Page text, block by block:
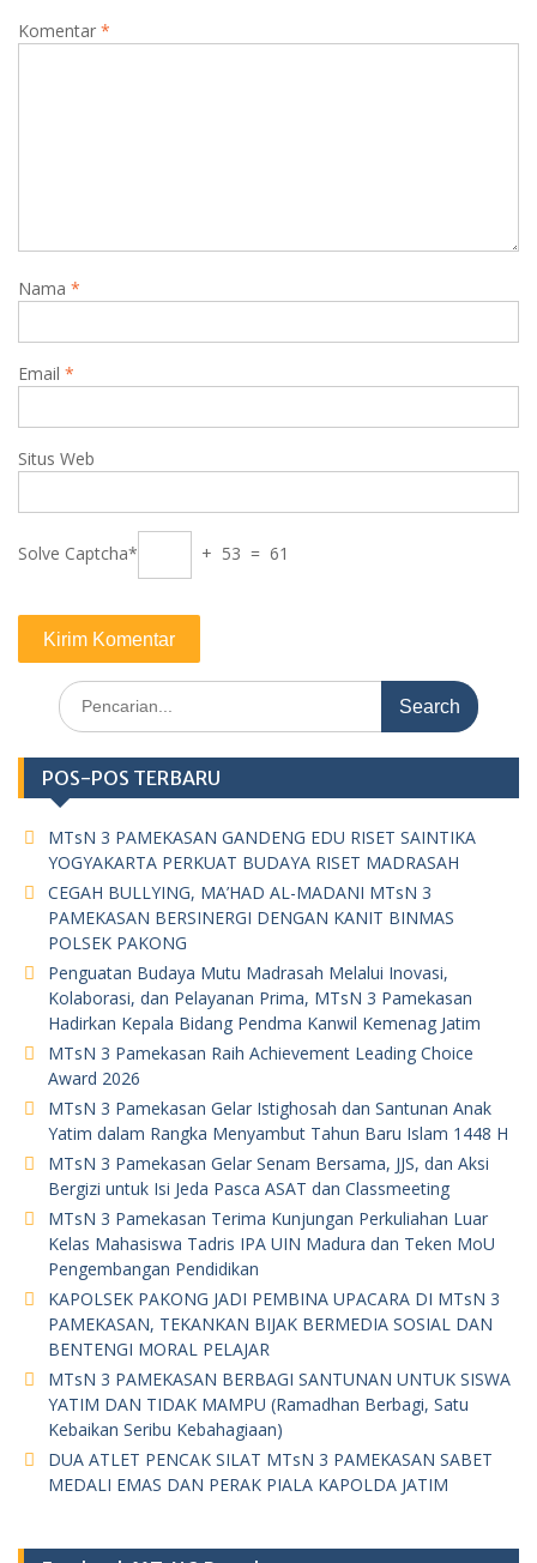
Komentar *
Nama *
Email *
Situs Web
Solve Captcha* + 53 = 61
Search
for:
POS-POS TERBARU
MTsN 3 PAMEKASAN GANDENG EDU RISET SAINTIKA
YOGYAKARTA PERKUAT BUDAYA RISET MADRASAH
CEGAH BULLYING, MA’HAD AL-MADANI MTsN 3
PAMEKASAN BERSINERGI DENGAN KANIT BINMAS
POLSEK PAKONG
Penguatan Budaya Mutu Madrasah Melalui Inovasi,
Kolaborasi, dan Pelayanan Prima, MTsN 3 Pamekasan
Hadirkan Kepala Bidang Pendma Kanwil Kemenag Jatim
MTsN 3 Pamekasan Raih Achievement Leading Choice
Award 2026
MTsN 3 Pamekasan Gelar Istighosah dan Santunan Anak
Yatim dalam Rangka Menyambut Tahun Baru Islam 1448 H
MTsN 3 Pamekasan Gelar Senam Bersama, JJS, dan Aksi
Bergizi untuk Isi Jeda Pasca ASAT dan Classmeeting
MTsN 3 Pamekasan Terima Kunjungan Perkuliahan Luar
Kelas Mahasiswa Tadris IPA UIN Madura dan Teken MoU
Pengembangan Pendidikan
KAPOLSEK PAKONG JADI PEMBINA UPACARA DI MTsN 3
PAMEKASAN, TEKANKAN BIJAK BERMEDIA SOSIAL DAN
BENTENGI MORAL PELAJAR
MTsN 3 PAMEKASAN BERBAGI SANTUNAN UNTUK SISWA
YATIM DAN TIDAK MAMPU (Ramadhan Berbagi, Satu
Kebaikan Seribu Kebahagiaan)
DUA ATLET PENCAK SILAT MTsN 3 PAMEKASAN SABET
MEDALI EMAS DAN PERAK PIALA KAPOLDA JATIM